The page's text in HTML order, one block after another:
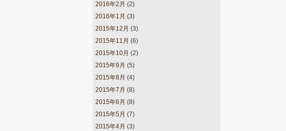
2016年2月 (2)
2016年1月 (3)
2015年12月 (3)
2015年11月 (6)
2015年10月 (2)
2015年9月 (5)
2015年8月 (4)
2015年7月 (8)
2015年6月 (8)
2015年5月 (7)
2015年4月 (3)